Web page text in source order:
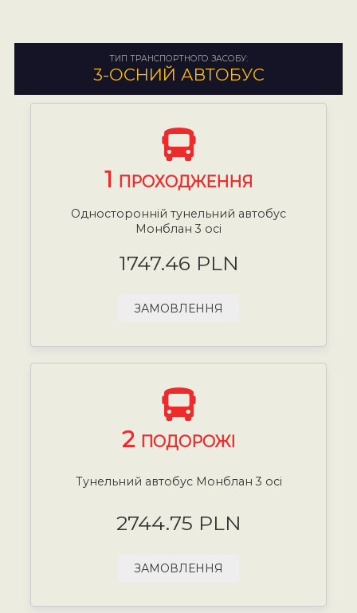
ТИП ТРАНСПОРТНОГО ЗАСОБУ:
3-ОСНИЙ АВТОБУС
1 ПРОХОДЖЕННЯ
Односторонній тунельний автобус
Монблан 3 осі
1747.46 PLN
ЗАМОВЛЕННЯ
2 ПОДОРОЖІ
Тунельний автобус Монблан 3 осі
2744.75 PLN
ЗАМОВЛЕННЯ